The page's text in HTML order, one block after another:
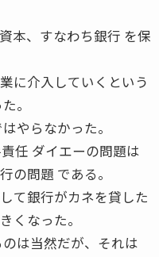
本、すなわち銀行 を保
に介入していくという
。
やらなかった。
任 ダイエーの問題は
の問題 である。
て銀行がカネを貸した
くなった。
は当然だが、それは